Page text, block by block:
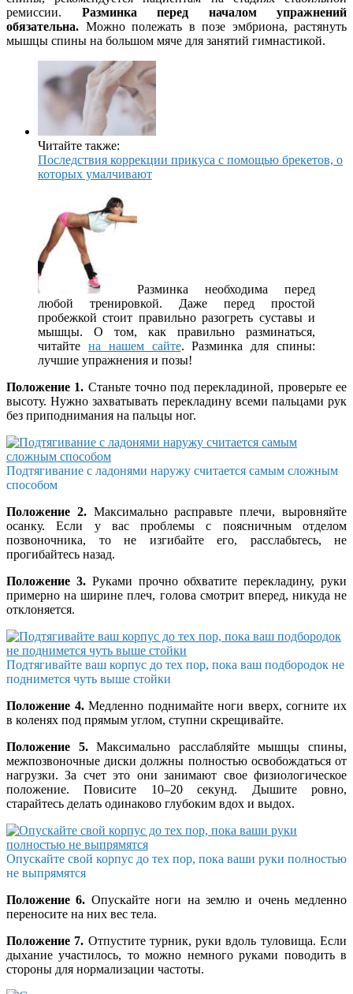
ремиссии. Разминка перед началом упражнений
обязательна. Можно полежать в позе эмбриона, растянуть
мышцы спины на большом мяче для занятий гимнастикой.
Читайте также:
Последствия коррекции прикуса с помощью брекетов, о
которых умалчивают
Разминка необходима перед
любой тренировкой. Даже перед простой
пробежкой стоит правильно разогреть суставы и
мышцы. О том, как правильно разминаться,
читайте на нашем сайте. Разминка для спины:
лучшие упражнения и позы!
Положение 1. Станьте точно под перекладиной, проверьте ее
высоту. Нужно захватывать перекладину всеми пальцами рук
без приподнимания на пальцы ног.
Подтягивание с ладонями наружу считается самым сложным
способом
Положение 2.Максимально расправьте плечи, выровняйте
осанку. Если у вас проблемы с поясничным отделом
позвоночника, то не изгибайте его, расслабьтесь, не
прогибайтесь назад.
Положение 3.Руками прочно обхватите перекладину, руки
примерно на ширине плеч, голова смотрит вперед, никуда не
отклоняется.
Подтягивайте ваш корпус до теx пор, пока ваш подбородок не
поднимется чуть выше стойки
Положение 4.Медленно поднимайте ноги вверх, согните их
в коленях под прямым углом, ступни скрещивайте.
Положение 5.Максимально расслабляйте мышцы спины,
межпозвоночные диски должны полностью освобождаться от
нагрузки. За счет это они занимают свое физиологическое
положение. Повисите 10–20 секунд. Дышите ровно,
старайтесь делать одинаково глубоким вдох и выдох.
Опускайте свой корпус до теx пор, пока ваши руки полностью
не выпрямятся
Положение 6. Опускайте ноги на землю и очень медленно
переносите на них вес тела.
Положение 7. Отпустите турник, руки вдоль туловища. Если
дыхание участилось, то можно немного руками поводить в
стороны для нормализации частоты.